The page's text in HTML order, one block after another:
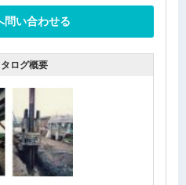
問い合わせる
ログ概要